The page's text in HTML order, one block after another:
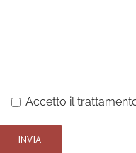
Accetto il